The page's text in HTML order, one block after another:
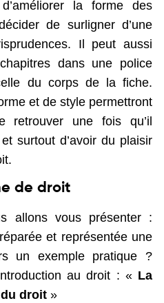
la forme des
de surligner d’une
Il peut aussi
dans une police
du corps de la fiche.
et de style permettront
retrouver une fois qu’il
surtout d’avoir du plaisir
de droit
allons vous présenter :
et représentée une
un exemple pratique ?
au droit : « La
droit »